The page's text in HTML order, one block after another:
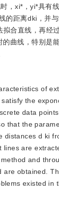
，xi*，yi*具有
的距离dki，并
合直线，再经
曲线，特别是
of
the
data
that the
d ki
are
and
obtained.
existed in